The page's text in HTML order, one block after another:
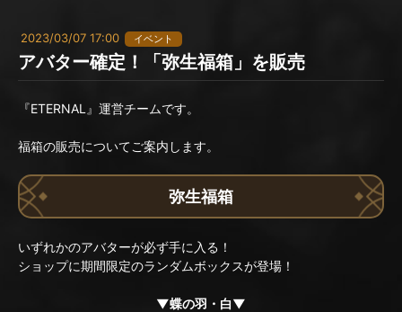
2023/03/07 17:00 イベント
アバター確定！「弥生福箱」を販売
『ETERNAL』運営チームです。
福箱の販売についてご案内します。
弥生福箱
いずれかのアバターが必ず手に入る！
ショップに期間限定のランダムボックスが登場！
▼蝶の羽・白▼